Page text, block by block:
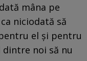
mâna pe
niciodată să
el și pentru
noi să nu